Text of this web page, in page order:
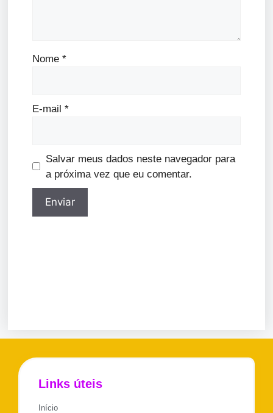
Nome*
E-mail*
Salvar meus dados neste navegador para
a próxima vez que eu comentar.
Links úteis
Início